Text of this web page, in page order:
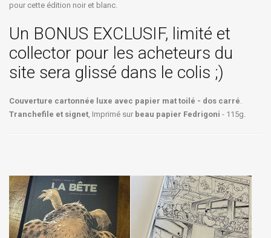
pour cette édition noir et blanc.
Un BONUS EXCLUSIF, limité et
collector pour les acheteurs du
site sera glissé dans le colis ;)
Couverture cartonnée luxe avec papier mat toilé - dos carré.
Tranchefile et signet, Imprimé sur beau papier Fedrigoni - 115g.